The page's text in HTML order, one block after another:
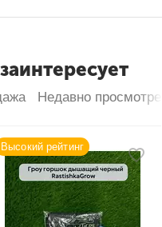
Недавно
Высокий рейтинг